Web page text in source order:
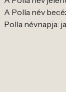
A Polla név
Polla névnapja: